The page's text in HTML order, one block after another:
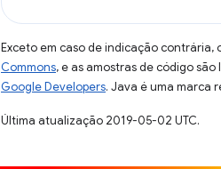
Exceto em caso de indicação
Commons, e as amostras de código
Google Developers. Java é uma marca
Última atualização 2019-05-02 UTC.